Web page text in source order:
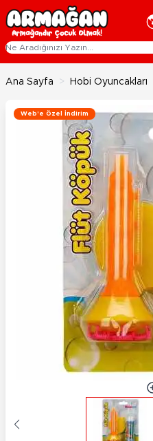
İçeriğe geç
Ana Sayfa > Hobi Oyuncakları
Web'e Özel İndirim